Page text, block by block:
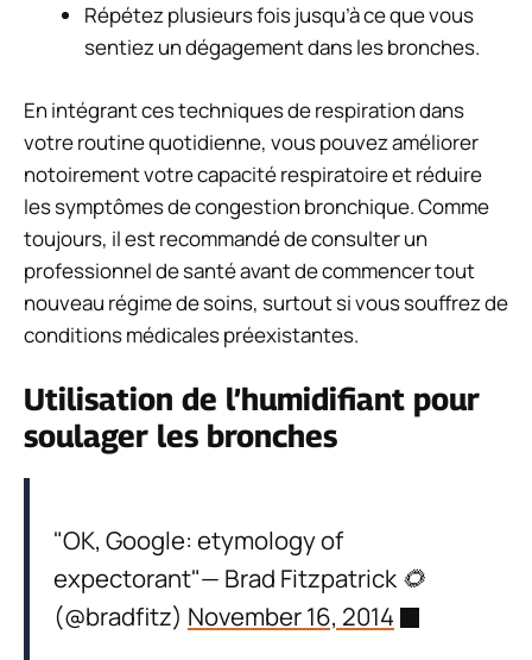
Répétez plusieurs fois jusqu’à ce que vous
sentiez un dégagement dans les bronches.
En intégrant ces techniques de respiration dans
votre routine quotidienne, vous pouvez améliorer
notoirement votre capacité respiratoire et réduire
les symptômes de congestion bronchique. Comme
toujours, il est recommandé de consulter un
professionnel de santé avant de commencer tout
nouveau régime de soins, surtout si vous souffrez de
conditions médicales préexistantes.
Utilisation de l’humidifiant pour
soulager les bronches
"OK, Google: etymology of
expectorant"— Brad Fitzpatrick 🌻
(@bradfitz) November 16, 2014